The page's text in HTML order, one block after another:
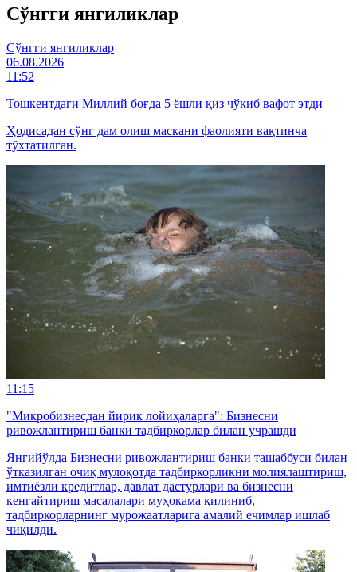
Cўнгги янгиликлар
Cўнгги янгиликлар
06.08.2026
11:52
Тошкентдаги Миллий боғда 5 ёшли қиз чўкиб вафот этди
Ҳодисадан сўнг дам олиш маскани фаолияти вақтинча
тўхтатилган.
11:15
"Микробизнесдан йирик лойиҳаларга": Бизнесни
ривожлантириш банки тадбиркорлар билан учрашди
Янгийўлда Бизнесни ривожлантириш банки ташаббуси билан
ўтказилган очиқ мулоқотда тадбиркорликни молиялаштириш,
имтиёзли кредитлар, давлат дастурлари ва бизнесни
кенгайтириш масалалари муҳокама қилиниб,
тадбиркорларнинг мурожаатларига амалий ечимлар ишлаб
чиқилди.